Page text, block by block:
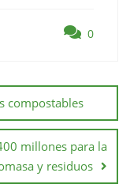
0
compostables
millones para la
y residuos